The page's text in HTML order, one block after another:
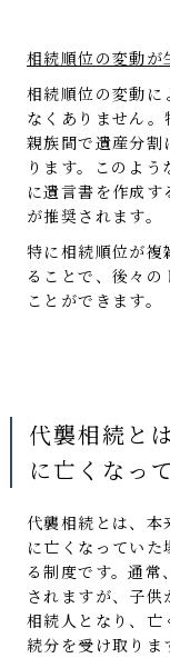
相続順位の変動が
相続順位の変動に
なくありません。
親族間で遺産分割
ります。このよ
に遺言書を作成
が推奨されます。
特に相続順位が複
ることで、後々の
ことができます。
代襲相続と
に亡くなっ
代襲相続とは、
に亡くなってい
る制度です。通
されますが、子
相続人となり、亡
続分を受け取りま